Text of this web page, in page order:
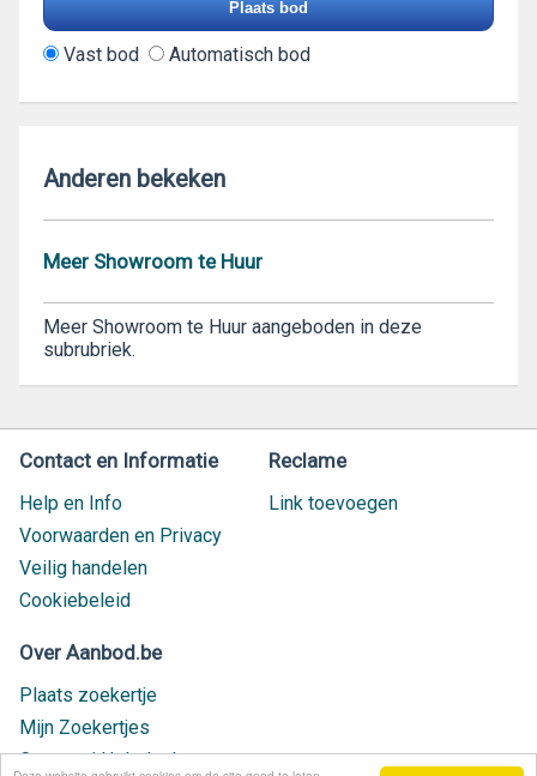
Vast bod Automatisch bod
Anderen bekeken
Meer Showroom te Huur
Meer Showroom te Huur aangeboden in deze
subrubriek.
Contact en Informatie
Help en Info
Voorwaarden en Privacy
Veilig handelen
Cookiebeleid
Reclame
Link toevoegen
Over Aanbod.be
Plaats zoekertje
Mijn Zoekertjes
Contact / Helpdesk